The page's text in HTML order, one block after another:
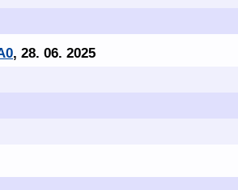
, 28. 06. 2025